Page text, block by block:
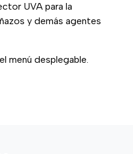
UVA para la
y demás agentes
menú desplegable.